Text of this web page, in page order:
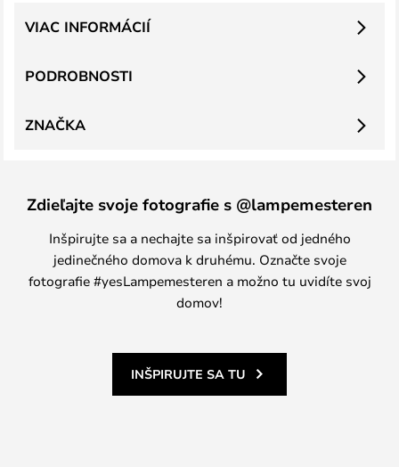
PODROBNOSTI
VIAC INFORMÁCIÍ
ZNAČKA
Zdieľajte svoje fotografie s @lampemesteren
Inšpirujte sa a nechajte sa inšpirovať od jedného
jedinečného domova k druhému. Označte svoje
fotografie #yesLampemesteren a možno tu uvidíte svoj
domov!
INŠPIRUJTE SA TU